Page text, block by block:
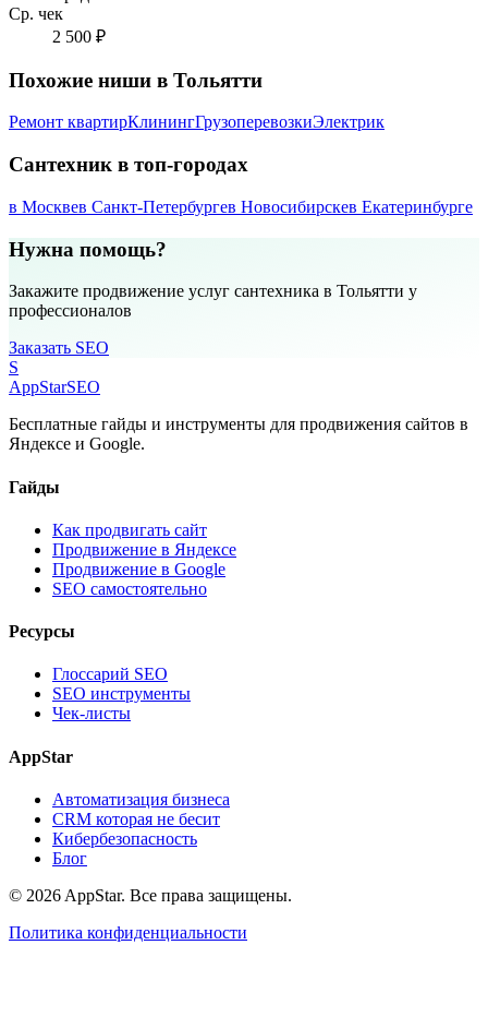
Ср. чек
2 500 ₽
Похожие ниши в Тольятти
Ремонт квартирКлинингГрузоперевозкиЭлектрик
Сантехник в топ-городах
в Москвев Санкт-Петербургев Новосибирскев Екатеринбурге
Нужна помощь?
Закажите продвижение услуг сантехника в Тольятти у
профессионалов
Заказать SEO
S
AppStarSEO
Бесплатные гайды и инструменты для продвижения сайтов в
Яндексе и Google.
Гайды
Как продвигать сайт
Продвижение в Яндексе
Продвижение в Google
SEO самостоятельно
Ресурсы
Глоссарий SEO
SEO инструменты
Чек-листы
AppStar
Автоматизация бизнеса
CRM которая не бесит
Кибербезопасность
Блог
© 2026 AppStar. Все права защищены.
Политика конфиденциальности